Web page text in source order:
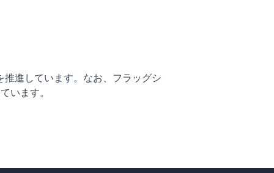
進しています。なお、フラッグシ
います。